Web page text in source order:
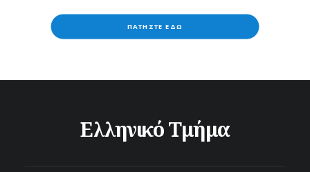
ΠΑΤΗΣΤΕ ΕΔΩ
Ελληνικό Τμήμα